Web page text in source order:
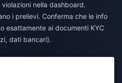
nella dashboard.
i prelievi. Conferma che le info
esattamente ai documenti KYC
dati bancari).